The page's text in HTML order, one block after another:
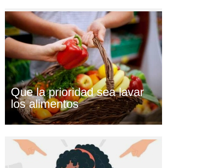
Que la prioridad sea lavar
los alimentos